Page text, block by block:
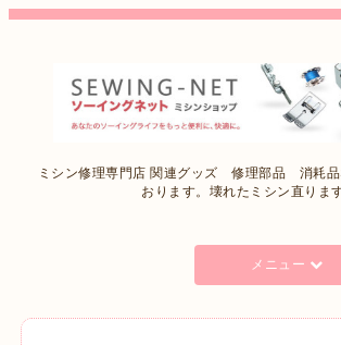
ミシン修理専門店 関連グッズ 修理部品 消耗品
おります。壊れたミシン直りま
メニュー